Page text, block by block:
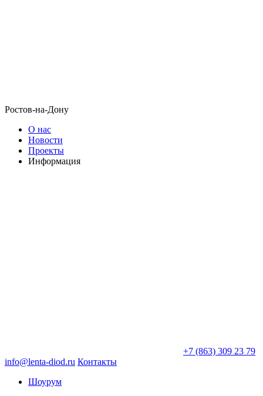
Ростов-на-Дону
О нас
Новости
Проекты
Информация
+7 (863) 309 23 79
info@lenta-diod.ru Контакты
Шоурум